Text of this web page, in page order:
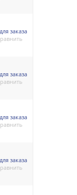
заказа
заказа
заказа
заказа